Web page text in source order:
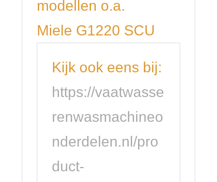
modellen o.a.
Miele G1220 SCU
Kijk ook eens bij:
https://vaatwasse
renwasmachineo
nderdelen.nl/pro
duct-